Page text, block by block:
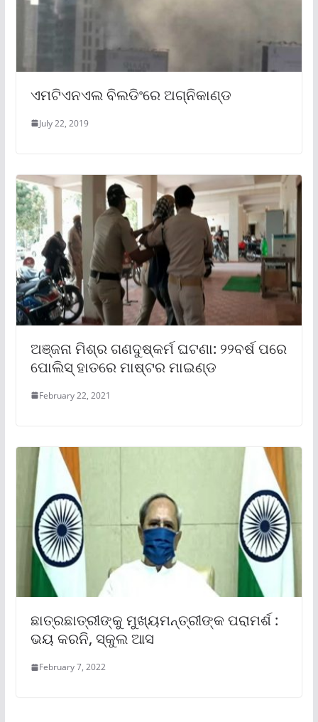
ଏମଟିଏନଏଲ ବିଲଡିଂରେ ଅଗ୍ନିକାଣ୍ଡ
July 22, 2019
ଅଞ୍ଜନା ମିଶ୍ର ଗଣଦୁଷ୍କର୍ମ ଘଟଣା: ୨୨ବର୍ଷ ପରେ
ପୋଲିସ୍ ହାତରେ ମାଷ୍ଟର ମାଇଣ୍ଡ
February 22, 2021
ଛାତ୍ରଛାତ୍ରୀଙ୍କୁ ମୁଖ୍ୟମନ୍ତ୍ରୀଙ୍କ ପରାମର୍ଶ :
ଭୟ କରନି, ସ୍କୁଲ ଆସ
February 7, 2022